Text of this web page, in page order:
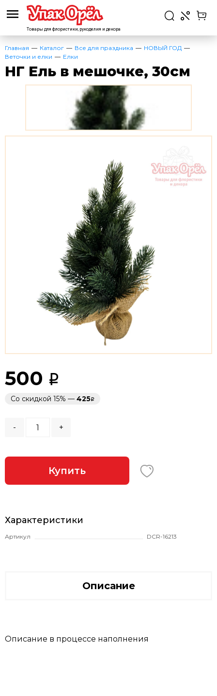
Товары для флористики, рукоделия и декора
Главная Каталог Все для праздника
НОВЫЙ ГОД
Веточки и елки
Елки
НГ Ель в мешочке, 30см
500
Со скидкой 15% — 425
- +
Купить
Характеристики
Артикул DCR-16213
Описание
Описание в процессе наполнения